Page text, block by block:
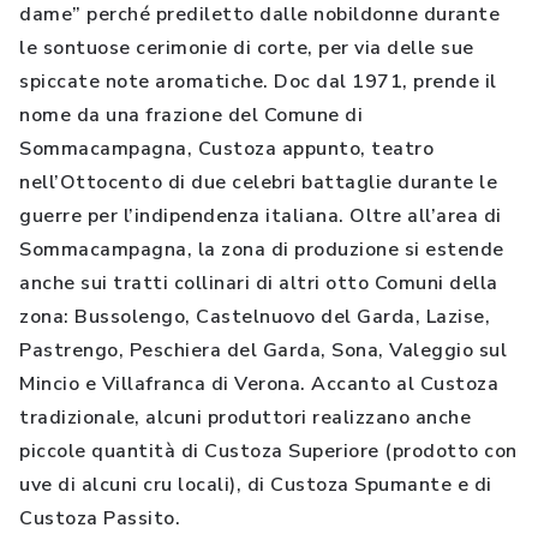
dame” perché prediletto dalle nobildonne durante
le sontuose cerimonie di corte, per via delle sue
spiccate note aromatiche. Doc dal 1971, prende il
nome da una frazione del Comune di
Sommacampagna, Custoza appunto, teatro
nell’Ottocento di due celebri battaglie durante le
guerre per l’indipendenza italiana. Oltre all’area di
Sommacampagna, la zona di produzione si estende
anche sui tratti collinari di altri otto Comuni della
zona: Bussolengo, Castelnuovo del Garda, Lazise,
Pastrengo, Peschiera del Garda, Sona, Valeggio sul
Mincio e Villafranca di Verona. Accanto al Custoza
tradizionale, alcuni produttori realizzano anche
piccole quantità di Custoza Superiore (prodotto con
uve di alcuni cru locali), di Custoza Spumante e di
Custoza Passito.